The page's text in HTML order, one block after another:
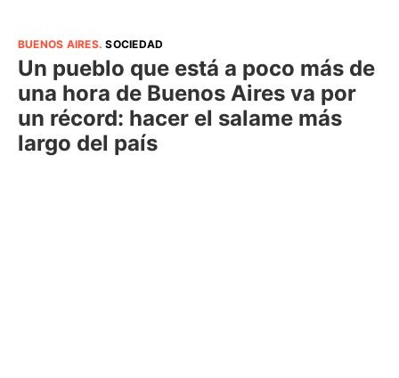
BUENOS AIRES.SOCIEDAD
Un pueblo que está a poco más de
una hora de Buenos Aires va por
un récord: hacer el salame más
largo del país